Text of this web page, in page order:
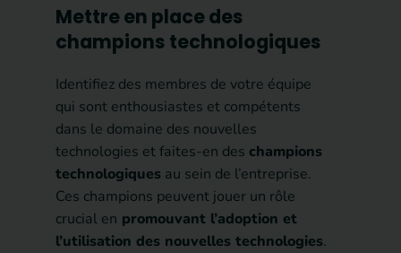
Mettre en place des
champions technologiques
Identifiez des membres de votre équipe
qui sont enthousiastes et compétents
dans le domaine des nouvelles
technologies et faites-en des champions
technologiques au sein de l’entreprise.
Ces champions peuvent jouer un rôle
crucial en promouvant l’adoption et
l’utilisation des nouvelles technologies.